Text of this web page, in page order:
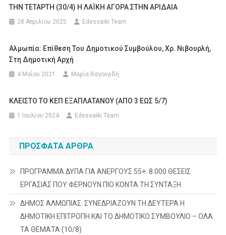
ΤΗΝ ΤΕΤΑΡΤΗ (30/4) Η ΛΑΪΚΗ ΑΓΟΡΑ ΣΤΗΝ ΑΡΙΔΑΙΑ
28 Απριλίου 2025 Edessaiki Team
Αλμωπία: Επίθεση Του Δημοτικού Συμβούλου, Χρ. Νιβουρλή,
Στη Δημοτική Αρχή
4 Μαΐου 2021 Μαρία Βαγουρδή
ΚΛΕΙΣΤΟ ΤΟ ΚΕΠ ΕΞΑΠΛΑΤΑΝΟΥ (ΑΠΟ 3 ΕΩΣ 5/7)
1 Ιουλίου 2024 Edessaiki Team
ΠΡΌΣΦΑΤΑ ΆΡΘΡΑ
ΠΡΟΓΡΑΜΜΑ ΔΥΠΑ ΓΙΑ ΑΝΕΡΓΟΥΣ 55+: 8.000 ΘΕΣΕΙΣ
ΕΡΓΑΣΙΑΣ ΠΟΥ ΦΕΡΝΟΥΝ ΠΙΟ ΚΟΝΤΑ ΤΗ ΣΥΝΤΑΞΗ
ΔΗΜΟΣ ΑΛΜΩΠΙΑΣ: ΣΥΝΕΔΡΙΑΖΟΥΝ ΤΗ ΔΕΥΤΕΡΑ H
ΔΗΜΟΤΙΚΗ ΕΠΙΤΡΟΠΗ ΚΑΙ ΤΟ ΔΗΜΟΤΙΚΟ ΣΥΜΒΟΥΛΙΟ – ΟΛΑ
ΤΑ ΘΕΜΑΤΑ (10/8)